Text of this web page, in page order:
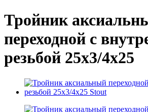
Тройник
переходной с
резьбой 25х3/4х25